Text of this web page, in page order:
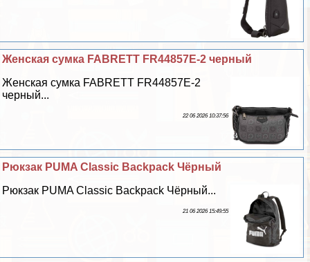
Женская сумка FABRETT FR44857E-2 черный
Женская сумка FABRETT FR44857E-2
черный...
22 06 2026 10:37:56
Рюкзак PUMA Classic Backpack Чёрный
Рюкзак PUMA Classic Backpack Чёрный...
21 06 2026 15:49:55